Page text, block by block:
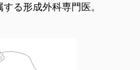
る形成外科専門医。